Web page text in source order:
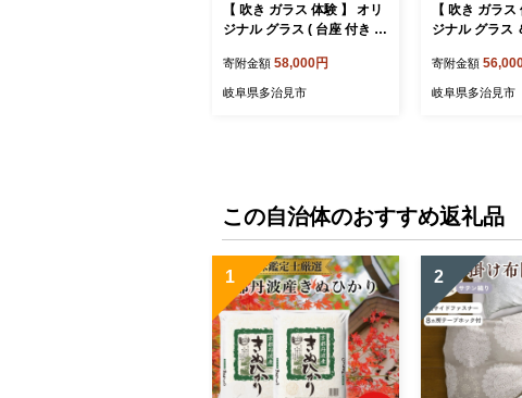
【 吹き ガラス 体験 】 オリ
ジナル グラス ( 台座 付き / 2
ス】≪多治見市≫ [TAT003]
ワイングラス 食器 コップ
寄附金額 58,000円
岐阜県多治見市
【 吹き ガラ
ジナル グラス
グラス】≪多
002] コップ 食
寄附金額
岐阜県多治見市
この自治体のおすすめ返礼品
1 2